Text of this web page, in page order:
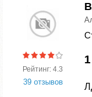
Рейтинг: 4.3
39 отзывов